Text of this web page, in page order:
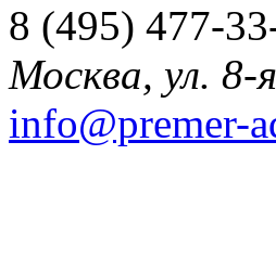
8 (495) 477-
Москва, ул. 8-
info@premer-